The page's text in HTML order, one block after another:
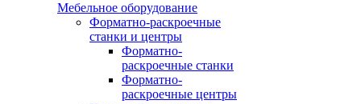
Мебельное оборудование
Форматно-раскроечные
станки и центры
Форматно-
раскроечные станки
Форматно-
раскроечные центры